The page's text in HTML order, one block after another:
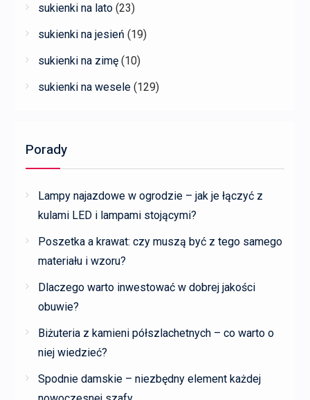
sukienki na lato (23)
sukienki na jesień (19)
sukienki na zimę (10)
sukienki na wesele (129)
Porady
Lampy najazdowe w ogrodzie – jak je łączyć z
kulami LED i lampami stojącymi?
Poszetka a krawat: czy muszą być z tego samego
materiału i wzoru?
Dlaczego warto inwestować w dobrej jakości
obuwie?
Biżuteria z kamieni półszlachetnych – co warto o
niej wiedzieć?
Spodnie damskie – niezbędny element każdej